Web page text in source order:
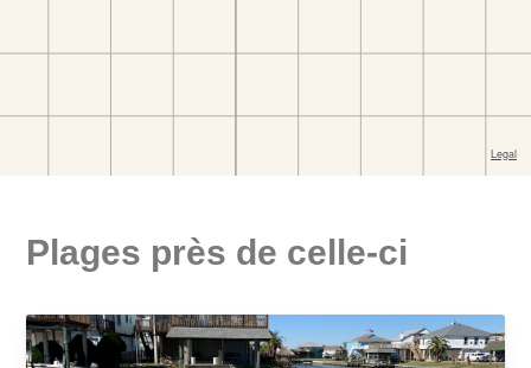
Plages près de celle-ci